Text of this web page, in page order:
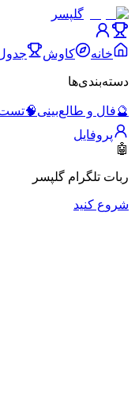
گلپسر
خانه کاوش
دسته‌بندی‌ها
🔮فال و طالع‌بینی🧠
پروفایل
🤖
ربات تلگرام گلپسر
شروع کنید